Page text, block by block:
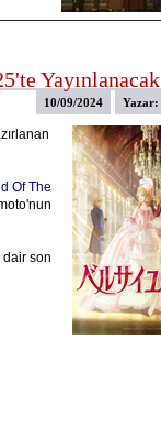
Yayınlanacak
Yazar:
10/09/2024
Of The
dair son